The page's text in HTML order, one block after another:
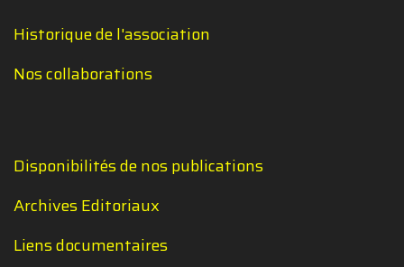
Historique de l'association
Nos collaborations
Disponibilités de nos publications
Archives Editoriaux
Liens documentaires